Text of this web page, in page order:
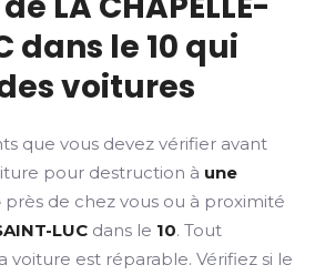
dans le 10 qui
voitures
que vous devez vérifier avant
pour destruction à une
près de chez vous ou à proximité
LUC dans le 10. Tout
voiture est réparable. Vérifiez si le